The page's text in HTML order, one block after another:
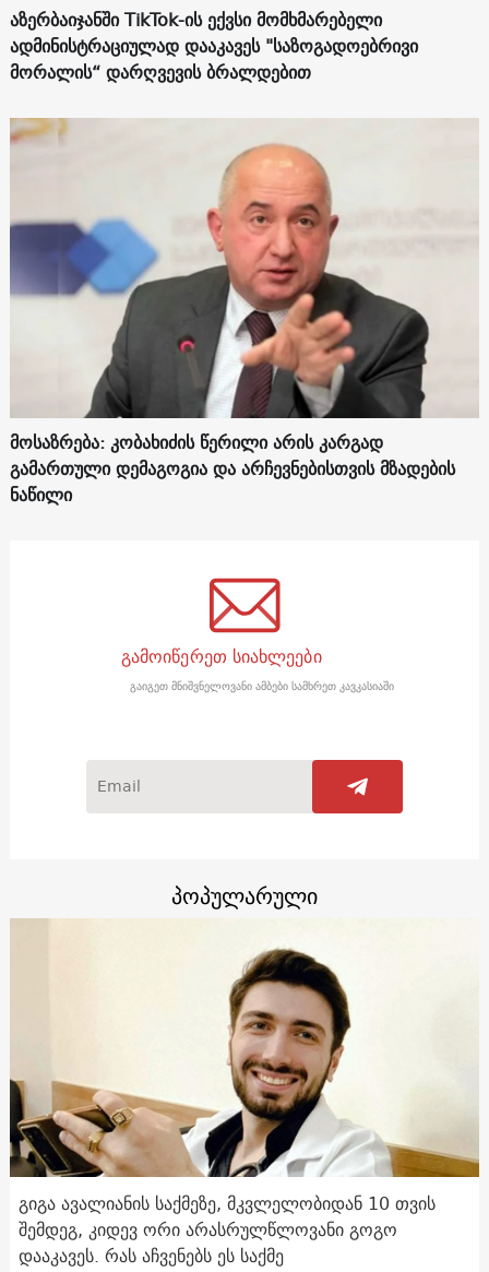
აზერბაიჯანში TikTok-ის ექვსი მომხმარებელი
ადმინისტრაციულად დააკავეს "საზოგადოებრივი
მორალის“ დარღვევის ბრალდებით
მოსაზრება: კობახიძის წერილი არის კარგად
გამართული დემაგოგია და არჩევნებისთვის მზადების
ნაწილი
გამოიწერეთ სიახლეები
გაიგეთ მნიშვნელოვანი ამბები სამხრეთ კავკასიაში
პოპულარული
გიგა ავალიანის საქმეზე, მკვლელობიდან 10 თვის
შემდეგ, კიდევ ორი არასრულწლოვანი გოგო
დააკავეს. რას აჩვენებს ეს საქმე